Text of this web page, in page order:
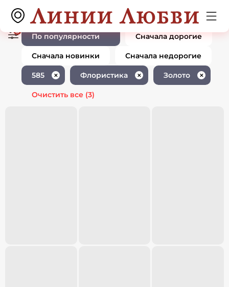
Ювелирные изделия 585 пробы
флористика золото
0 товаров
3
По популярности Сначала дорогие
Сначала новинки Сначала недорогие
585 ✕ Флористика ✕ Золото ✕
Очистить все (3)